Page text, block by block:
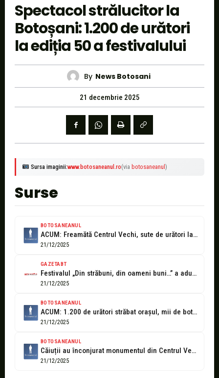
Spectacol strălucitor la
Botoșani: 1.200 de urători
la ediția 50 a festivalului
By News Botosani
21 decembrie 2025
Sursa imaginii:www.botosaneanul.ro(via botosaneanul )
Surse
BOTOSANEANUL
ACUM: Freamătă Centrul Vechi, sute de urători la parada de datini și...
21/12/2025
GAZETABT
Festivalul „Din străbuni, din oameni buni…” a adus tradițiile de iarnă în...
21/12/2025
BOTOSANEANUL
ACUM: 1.200 de urători străbat orașul, mii de botoșăneni alături de ei...
21/12/2025
BOTOSANEANUL
Căiuții au înconjurat monumentul din Centrul Vechi, s-a dat startul festivalului –...
21/12/2025